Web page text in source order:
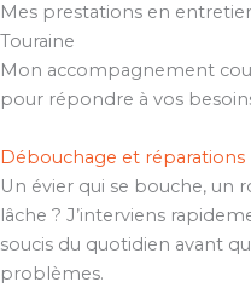
Mes prestations en
Touraine
Mon accompagnement
pour répondre à vos
Débouchage et réparations
Un évier qui se bouche, un
lâche ? J’interviens
soucis du quotidien avant
problèmes.